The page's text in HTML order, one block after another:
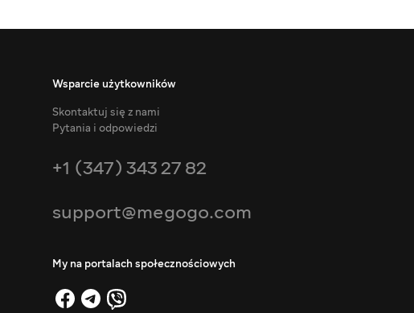
Wsparcie użytkowników
Skontaktuj się z nami
Pytania i odpowiedzi
+1 (347) 343 27 82
support@megogo.com
My na portalach społecznościowych